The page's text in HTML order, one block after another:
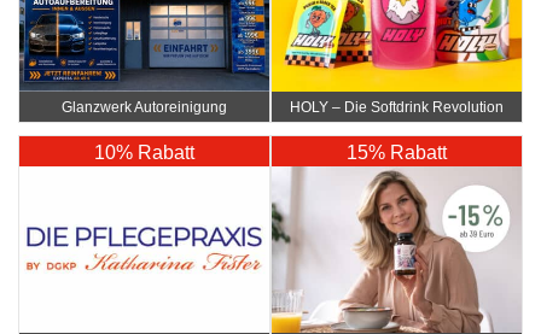
Glanzwerk Autoreinigung HOLY – Die Softdrink Revolution
10% Rabatt 15% Rabatt